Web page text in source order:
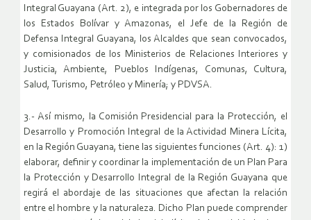
Integral Guayana (Art. 2), e integrada por los Gobernadores de
los Estados Bolívar y Amazonas, el Jefe de la Región de
Defensa Integral Guayana, los Alcaldes que sean convocados,
y comisionados de los Ministerios de Relaciones Interiores y
Justicia, Ambiente, Pueblos Indígenas, Comunas, Cultura,
Salud, Turismo, Petróleo y Minería; y PDVSA.
3.- Así mismo, la Comisión Presidencial para la Protección, el
Desarrollo y Promoción Integral de la Actividad Minera Lícita,
en la Región Guayana, tiene las siguientes funciones (Art. 4): 1)
elaborar, definir y coordinar la implementación de un Plan Para
la Protección y Desarrollo Integral de la Región Guayana que
regirá el abordaje de las situaciones que afectan la relación
entre el hombre y la naturaleza. Dicho Plan puede comprender